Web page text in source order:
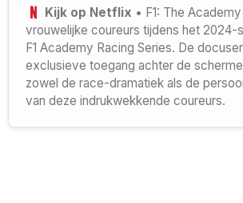
Kijk op Netflix • F1: The
vrouwelijke coureurs tijdens het 2024-
F1 Academy Racing Series. De
exclusieve toegang achter de
zowel de race-dramatiek als de
van deze indrukwekkende coureurs.